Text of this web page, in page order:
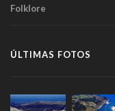
Folklore
ÚLTIMAS FOTOS